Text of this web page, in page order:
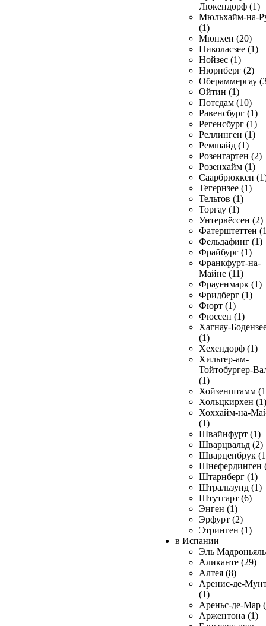
Люкендорф (1)
Мюльхайм-на-
(1)
Мюнхен (20)
Николасзее (1)
Нойзес (1)
Нюрнберг (2)
Обераммергау
Ойтин (1)
Потсдам (10)
Равенсбург (1)
Регенсбург (1)
Реллинген (1)
Ремшайд (1)
Розенгартен (2)
Розенхайм (1)
Саарбрюккен
Тегернзее (1)
Тельтов (1)
Торгау (1)
Унтервёссен (2)
Фатерштеттен
Фельдафинг (1)
Фрайбург (1)
Франкфурт-на-
Майне (11)
Фрауенмарк (1)
Фридберг (1)
Фюрт (1)
Фюссен (1)
Хагнау-
(1)
Хехендорф (1)
Хильтер-ам-
Тойтобургер-
(1)
Хойзенштамм
Хольцкирхен (1)
Хоххайм-на-
(1)
Швайнфурт (1)
Шварцвальд (2)
Шварценбрук
Шнефердинген
Штарнберг (1)
Штральзунд (1)
Штутгарт (6)
Энген (1)
Эрфурт (2)
Этринген (1)
в Испании
Эль
Аликанте (29)
Алтея (8)
Аренис-де-
(1)
Ареньс-де-Мар
Аржентона (1)